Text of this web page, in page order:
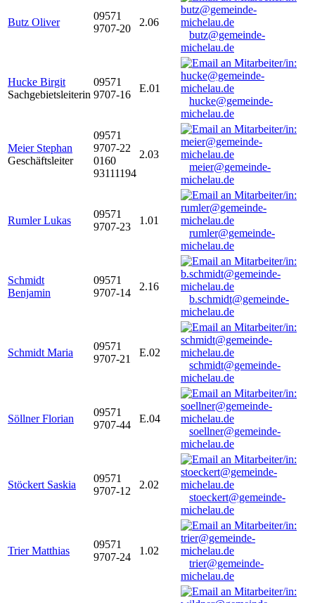
Butz Oliver
09571
9707-20
2.06
butz@gemeinde-
michelau.de
Hucke Birgit
Sachgebietsleiterin
09571
9707-16
E.01
hucke@gemeinde-
michelau.de
Meier Stephan
Geschäftsleiter
09571
9707-22
0160
93111194
2.03
meier@gemeinde-
michelau.de
Rumler Lukas
09571
9707-23
1.01
rumler@gemeinde-
michelau.de
Schmidt
Benjamin
09571
9707-14
2.16
b.schmidt@gemeinde-
michelau.de
Schmidt Maria
09571
9707-21
E.02
schmidt@gemeinde-
michelau.de
Söllner Florian
09571
9707-44
E.04
soellner@gemeinde-
michelau.de
Stöckert Saskia
09571
9707-12
2.02
stoeckert@gemeinde-
michelau.de
Trier Matthias
09571
9707-24
1.02
trier@gemeinde-
michelau.de